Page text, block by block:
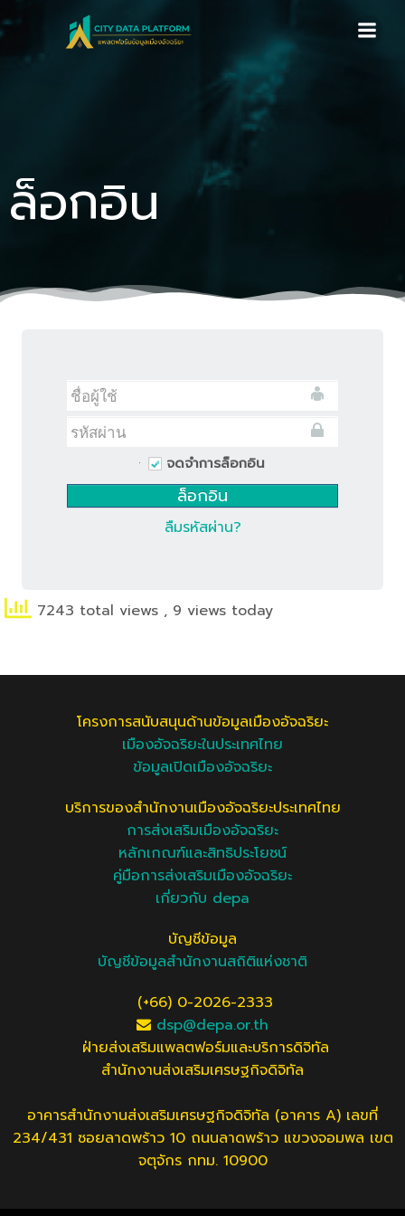
content
ล็อกอิน
จดจำการล็อกอิน
ลืมรหัสผ่าน?
7243 total views , 9 views today
โครงการสนับสนุนด้านข้อมูลเมืองอัจฉริยะ
เมืองอัจฉริยะในประเทศไทย
ข้อมูลเปิดเมืองอัจฉริยะ
บริการของสำนักงานเมืองอัจฉริยะประเทศไทย
การส่งเสริมเมืองอัจฉริยะ
หลักเกณฑ์และสิทธิประโยชน์
คู่มือการส่งเสริมเมืองอัจฉริยะ
เกี่ยวกับ depa
บัญชีข้อมูล
บัญชีข้อมูลสำนักงานสถิติแห่งชาติ
(+66) 0-2026-2333
dsp@depa.or.th
ฝ่ายส่งเสริมแพลตฟอร์มและบริการดิจิทัล
สำนักงานส่งเสริมเศรษฐกิจดิจิทัล
อาคารสำนักงานส่งเสริมเศรษฐกิจดิจิทัล (อาคาร A) เลขที่
234/431 ซอยลาดพร้าว 10 ถนนลาดพร้าว แขวงจอมพล เขต
จตุจักร กทม. 10900